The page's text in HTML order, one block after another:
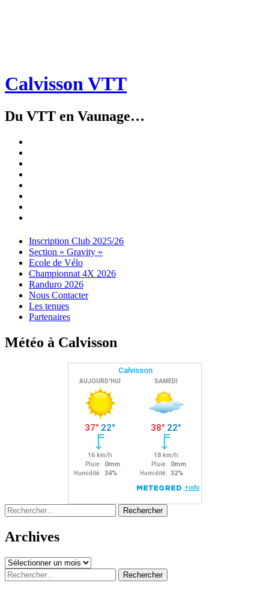
Calvisson VTT
Du VTT en Vaunage…
Menu
Widgets
Recherche
Aller
contenu
Inscription Club 2025/26
Section « Gravity »
Ecole de Vélo
Championnat 4X 2026
Randuro 2026
Nous Contacter
Les tenues
Partenaires
Météo à Calvisson
Rechercher :
Archives
Archives
Rechercher :